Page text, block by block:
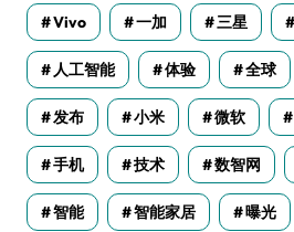
Vivo 一加 三星
人工智能 体验 全球
发布 小米 微软
手机 技术 数智网
智能 智能家居 曝光